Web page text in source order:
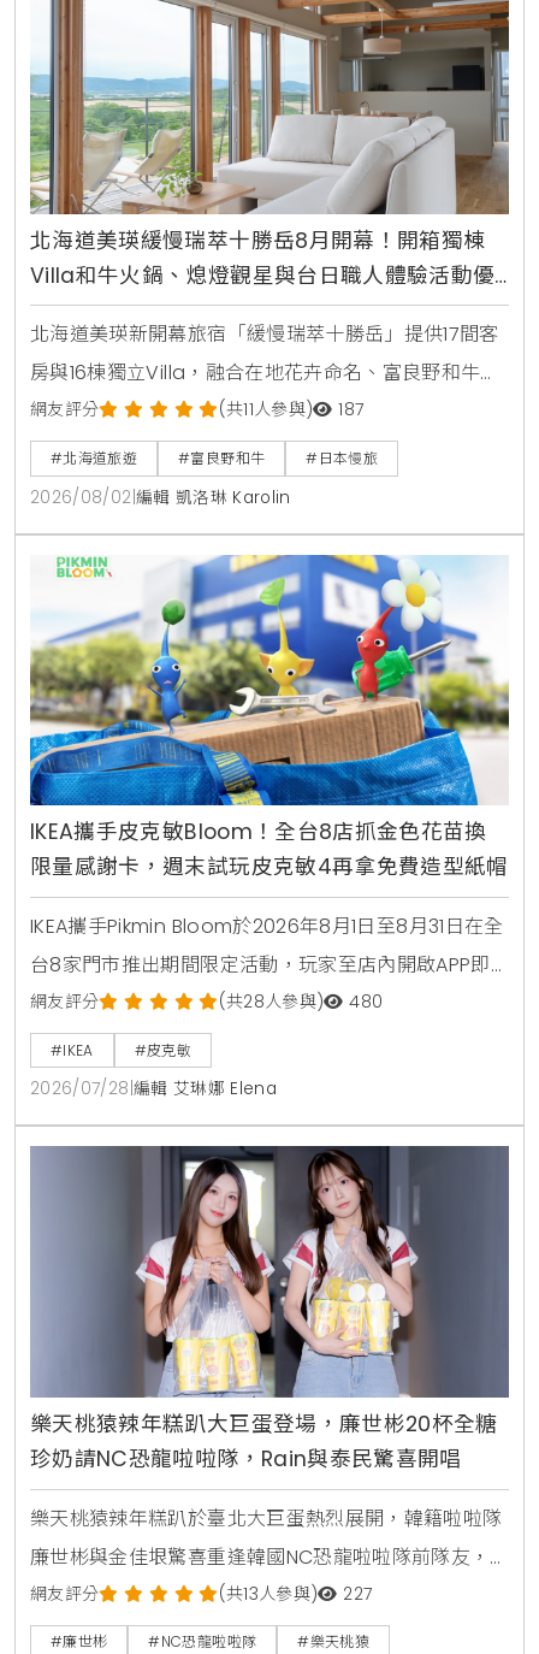
北海道美瑛緩慢瑞萃十勝岳8月開幕！開箱獨棟
Villa和牛火鍋、熄燈觀星與台日職人體驗活動優
惠指南
北海道美瑛新開幕旅宿「緩慢瑞萃十勝岳」提供17間客
房與16棟獨立Villa，融合在地花卉命名、富良野和牛旬
味火鍋、星空熄燈體驗與台日職人手作工作坊，帶給旅
人沉浸式的北海道慢旅體驗。
網友評分 (共11人參與) 187
#北海道旅遊 #富良野和牛 #日本慢旅
2026/08/02 編輯 凱洛琳 Karolin
IKEA攜手皮克敏Bloom！全台8店抓金色花苗換
限量感謝卡，週末試玩皮克敏4再拿免費造型紙帽
IKEA攜手Pikmin Bloom於2026年8月1日至8月31日在全
台8家門市推出期間限定活動，玩家至店內開啟APP即
可獲得工具飾品金色花苗與專屬明信片，完成2000步
任務可再拿紅色照片鈕扣徽章飾品皮克敏，宜家卡卡友
於店內尋找3隻皮克敏並拍照，可兌換每日限量的皮克
敏感謝小卡，週末門市更設有森林風格展間，試玩皮克
敏4即可獲得限量造型紙帽。
網友評分 (共28人參與) 480
#IKEA #皮克敏
2026/07/28 編輯 艾琳娜 Elena
樂天桃猿辣年糕趴大巨蛋登場，廉世彬20杯全糖
珍奶請NC恐龍啦啦隊，Rain與泰民驚喜開唱
樂天桃猿辣年糕趴於臺北大巨蛋熱烈展開，韓籍啦啦隊
廉世彬與金佳垠驚喜重逢韓國NC恐龍啦啦隊前隊友，
特地準備20杯全糖珍珠奶茶展現在地熱情，並表達對泰
民登場表演的高度期待。
網友評分 (共13人參與) 227
#廉世彬 #NC恐龍啦啦隊 #樂天桃猿